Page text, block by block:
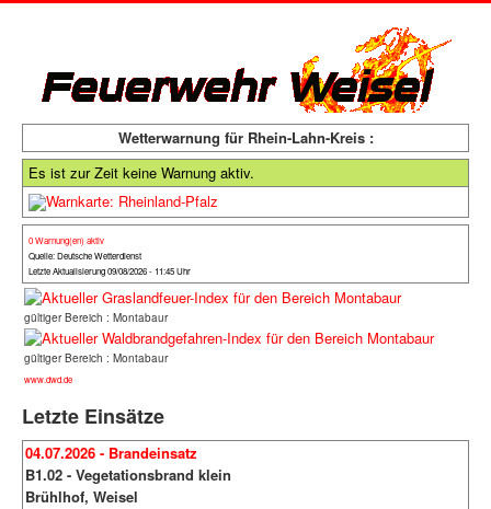
Wetterwarnung für Rhein-Lahn-Kreis :
Es ist zur Zeit keine Warnung aktiv.
0 Warnung(en) aktiv
Quelle: Deutsche Wetterdienst
Letzte Aktualisierung 09/08/2026 - 11:45 Uhr
gültiger Bereich : Montabaur
gültiger Bereich : Montabaur
www.dwd.de
Letzte Einsätze
04.07.2026 - Brandeinsatz
B1.02 - Vegetationsbrand klein
Brühlhof, Weisel